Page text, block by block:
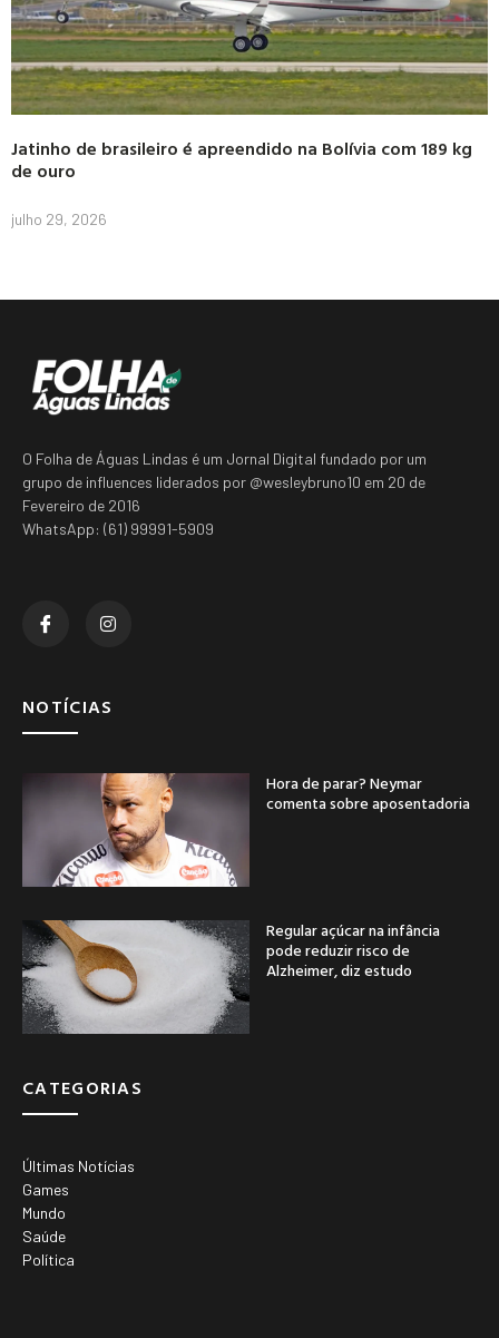
Jatinho de brasileiro é apreendido na Bolívia com 189 kg
de ouro
julho 29, 2026
O Folha de Águas Lindas é um Jornal Digital fundado por um
grupo de influences liderados por @wesleybruno10 em 20 de
Fevereiro de 2016
WhatsApp: (61) 99991-5909
NOTÍCIAS
Hora de parar? Neymar
comenta sobre aposentadoria
Regular açúcar na infância
pode reduzir risco de
Alzheimer, diz estudo
CATEGORIAS
Últimas Notícias
Games
Mundo
Saúde
Política